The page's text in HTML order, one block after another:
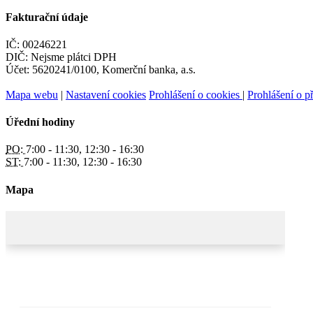
Fakturační údaje
IČ: 00246221
DIČ: Nejsme plátci DPH
Účet: 5620241/0100, Komerční banka, a.s.
Mapa webu | Nastavení cookies Prohlášení o cookies | Prohlášení o
Úřední hodiny
PO: 7:00 - 11:30, 12:30 - 16:30
ST: 7:00 - 11:30, 12:30 - 16:30
Mapa